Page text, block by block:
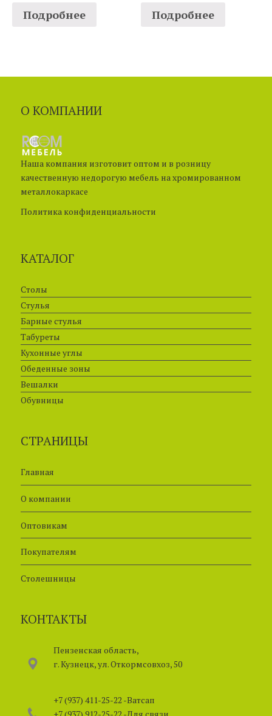
Подробнее Подробнее
О КОМПАНИИ
Наша компания изготовит оптом и в розницу
качественную недорогую мебель на хромированном
металлокаркасе
Политика конфиденциальности
КАТАЛОГ
Столы
Стулья
Барные стулья
Табуреты
Кухонные углы
Обеденные зоны
Вешалки
Обувницы
СТРАНИЦЫ
Главная
О компании
Оптовикам
Покупателям
Столешницы
КОНТАКТЫ
Пензенская область,
г. Кузнецк, ул. Откормсовхоз, 50
+7 (937) 411-25-22 -Ватсап